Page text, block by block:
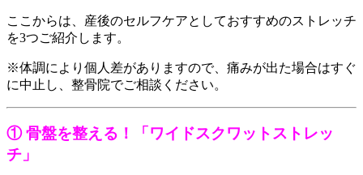
ここからは、産後のセルフケアとしておすすめのストレッチ
を3つご紹介します。
※体調により個人差がありますので、痛みが出た場合はすぐ
に中止し、整骨院でご相談ください。
① 骨盤を整える！「ワイドスクワットストレッ
チ」